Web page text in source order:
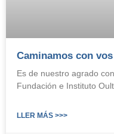
Caminamos con
Es de nuestro agrado
Fundación e Instituto
LLER MÁS >>>